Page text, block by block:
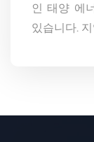
인 태양 에
있습니다.